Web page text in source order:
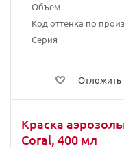
Объем
Код оттенка по
Серия
Отложить
Краска
Coral, 400 мл